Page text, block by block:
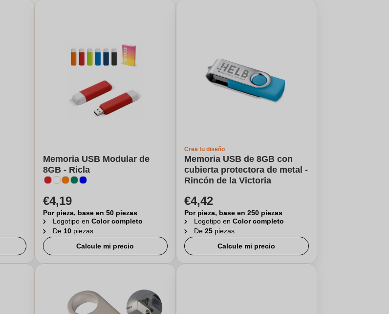
Memoria USB Modular de
8GB - Ricla
€4,19
Por pieza, base en 50 piezas
Logotipo en Color completo
De 10 piezas
Calcule mi precio
Crea tu diseño
Memoria USB de 8GB con
cubierta protectora de metal -
Rincón de la Victoria
€4,42
Por pieza, base en 250 piezas
Logotipo en Color completo
De 25 piezas
Calcule mi precio